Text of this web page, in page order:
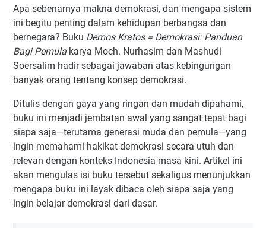
Apa sebenarnya makna demokrasi, dan mengapa sistem
ini begitu penting dalam kehidupan berbangsa dan
bernegara? Buku Demos Kratos = Demokrasi: Panduan
Bagi Pemula karya Moch. Nurhasim dan Mashudi
Soersalim hadir sebagai jawaban atas kebingungan
banyak orang tentang konsep demokrasi.
Ditulis dengan gaya yang ringan dan mudah dipahami,
buku ini menjadi jembatan awal yang sangat tepat bagi
siapa saja—terutama generasi muda dan pemula—yang
ingin memahami hakikat demokrasi secara utuh dan
relevan dengan konteks Indonesia masa kini. Artikel ini
akan mengulas isi buku tersebut sekaligus menunjukkan
mengapa buku ini layak dibaca oleh siapa saja yang
ingin belajar demokrasi dari dasar.